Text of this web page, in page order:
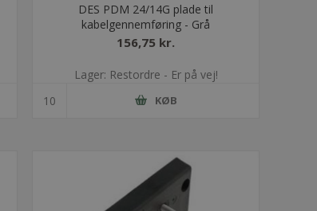
DES PDM 24/14G plade til
kabelgennemføring - Grå
156,75 kr.
Lager: Restordre - Er på vej!
KØB